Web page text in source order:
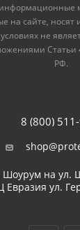
на сайте, носят
не
Статьи
РФ.
8 (800)
Шоурум на ул.
Евразия ул.